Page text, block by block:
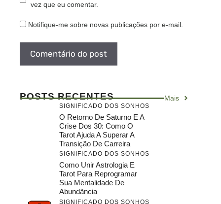
vez que eu comentar.
Notifique-me sobre novas publicações por e-mail.
POSTS RECENTES Mais
SIGNIFICADO DOS SONHOS
O Retorno De Saturno E A
Crise Dos 30: Como O
Tarot Ajuda A Superar A
Transição De Carreira
SIGNIFICADO DOS SONHOS
Como Unir Astrologia E
Tarot Para Reprogramar
Sua Mentalidade De
Abundância
SIGNIFICADO DOS SONHOS